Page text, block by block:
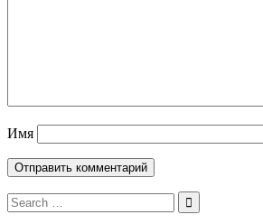
Имя
Search
for: